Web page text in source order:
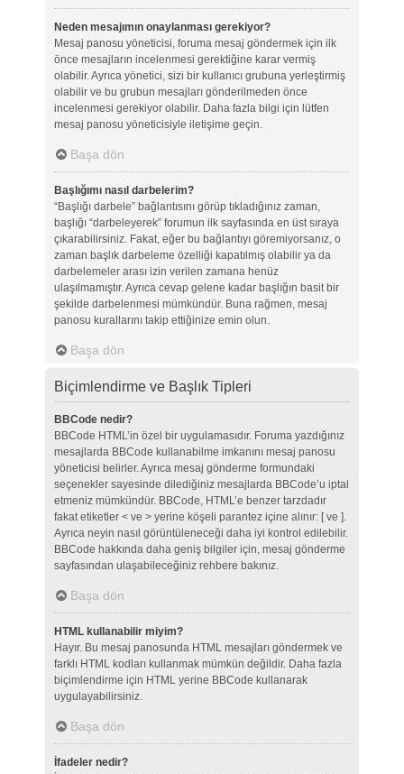
Neden mesajımın onaylanması gerekiyor?
Mesaj panosu yöneticisi, foruma mesaj göndermek için ilk
önce mesajların incelenmesi gerektiğine karar vermiş
olabilir. Ayrıca yönetici, sizi bir kullanıcı grubuna yerleştirmiş
olabilir ve bu grubun mesajları gönderilmeden önce
incelenmesi gerekiyor olabilir. Daha fazla bilgi için lütfen
mesaj panosu yöneticisiyle iletişime geçin.
Başa dön
Başlığımı nasıl darbelerim?
“Başlığı darbele” bağlantısını görüp tıkladığınız zaman,
başlığı “darbeleyerek” forumun ilk sayfasında en üst sıraya
çıkarabilirsiniz. Fakat, eğer bu bağlantıyı göremiyorsanız, o
zaman başlık darbeleme özelliği kapatılmış olabilir ya da
darbelemeler arası izin verilen zamana henüz
ulaşılmamıştır. Ayrıca cevap gelene kadar başlığın basit bir
şekilde darbelenmesi mümkündür. Buna rağmen, mesaj
panosu kurallarını takip ettiğinize emin olun.
Başa dön
Biçimlendirme ve Başlık Tipleri
BBCode nedir?
BBCode HTML’in özel bir uygulamasıdır. Foruma yazdığınız
mesajlarda BBCode kullanabilme imkanını mesaj panosu
yöneticisi belirler. Ayrıca mesaj gönderme formundaki
seçenekler sayesinde dilediğiniz mesajlarda BBCode’u iptal
etmeniz mümkündür. BBCode, HTML’e benzer tarzdadır
fakat etiketler < ve > yerine köşeli parantez içine alınır: [ ve ].
Ayrıca neyin nasıl görüntüleneceği daha iyi kontrol edilebilir.
BBCode hakkında daha geniş bilgiler için, mesaj gönderme
sayfasından ulaşabileceğiniz rehbere bakınız.
Başa dön
HTML kullanabilir miyim?
Hayır. Bu mesaj panosunda HTML mesajları göndermek ve
farklı HTML kodları kullanmak mümkün değildir. Daha fazla
biçimlendirme için HTML yerine BBCode kullanarak
uygulayabilirsiniz.
Başa dön
İfadeler nedir?